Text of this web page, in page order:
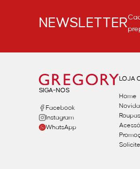
NEWSLETTER
SIGA-NOS
Facebook
Instagram
WhatsApp
LOJA
Home